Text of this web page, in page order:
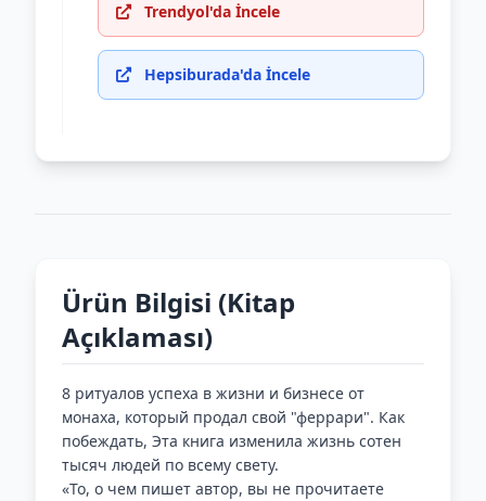
Trendyol'da İncele
Hepsiburada'da İncele
Ürün Bilgisi (Kitap
Açıklaması)
8 ритуалов успеха в жизни и бизнесе от
монаха, который продал свой "феррари". Как
побеждать, Эта книга изменила жизнь сотен
тысяч людей по всему свету.
«То, о чем пишет автор, вы не прочитаете